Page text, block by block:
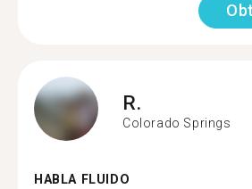
R.
Colorado Springs
HABLA FLUIDO